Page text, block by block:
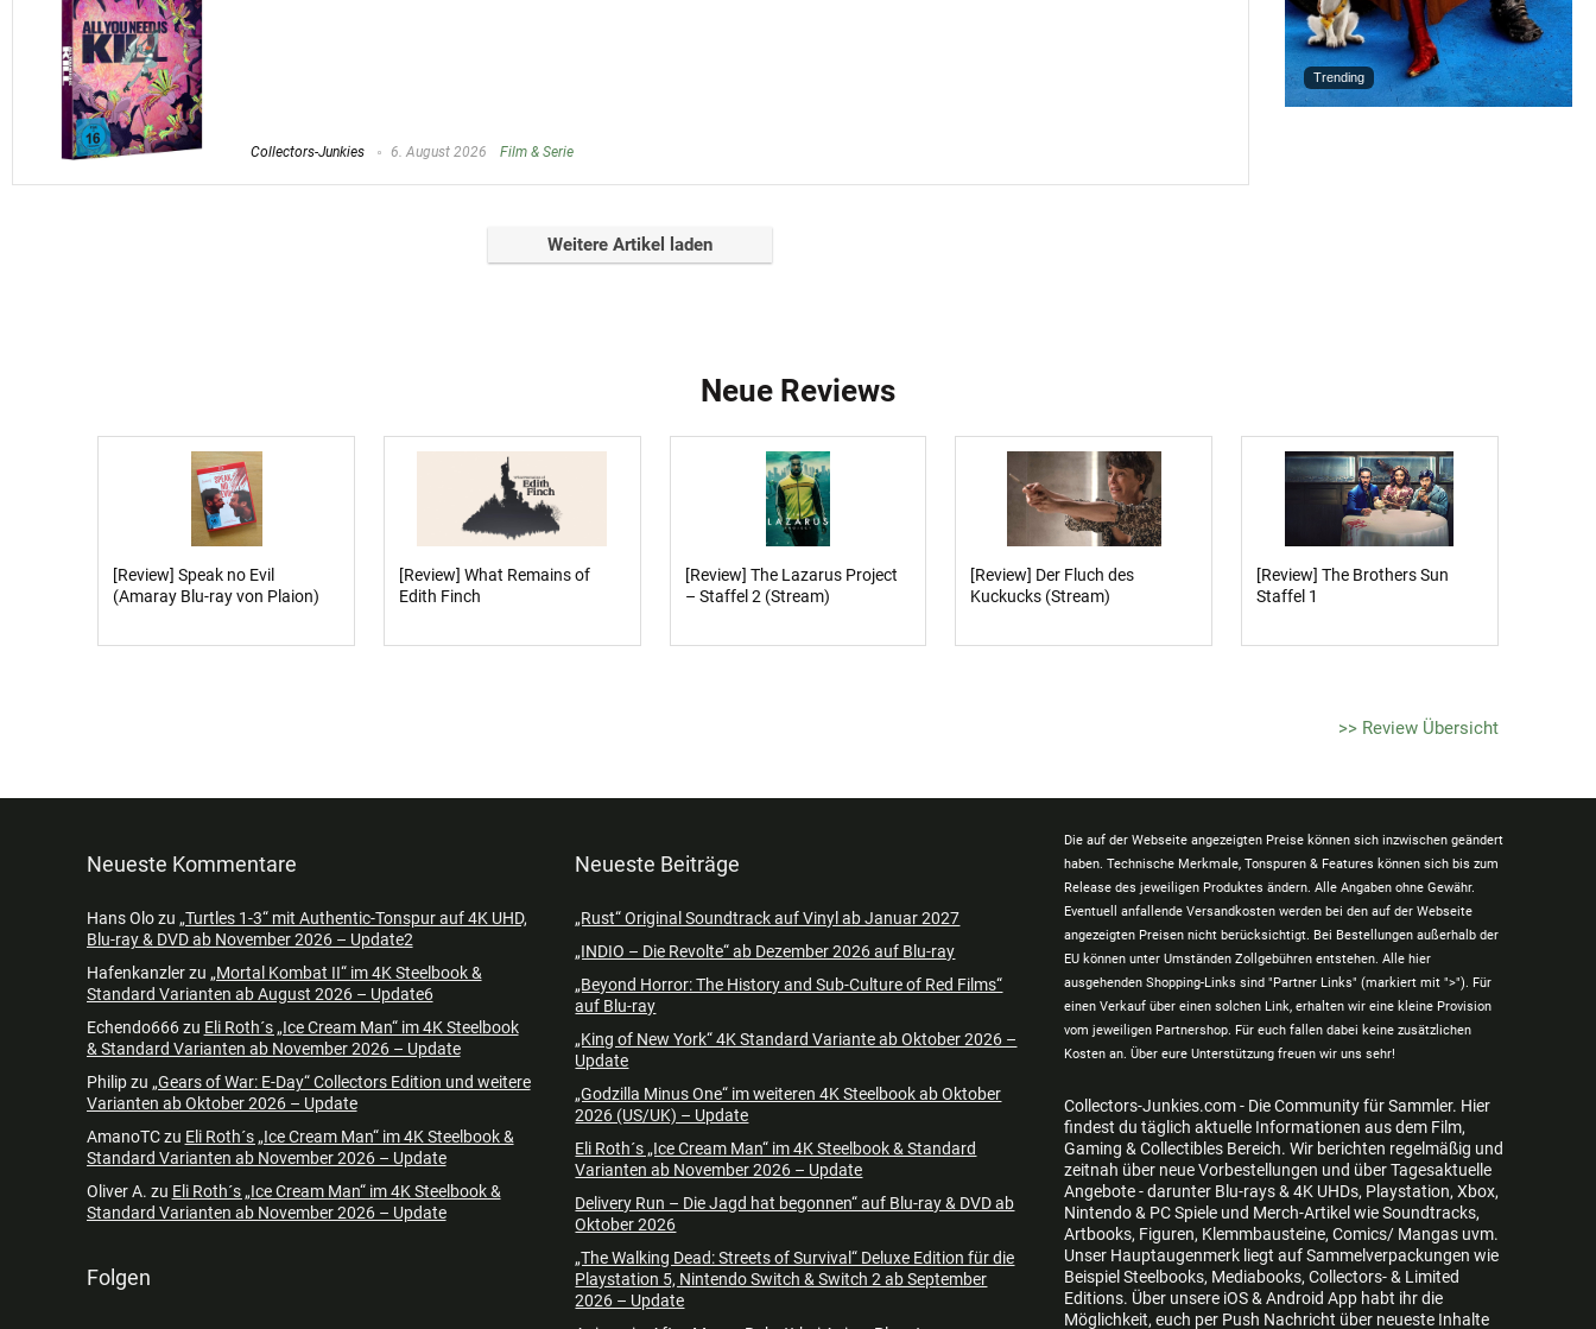
Collectors-Junkies 6. August 2026 Film & Serie
Weitere Artikel laden
Trending
Neue Reviews
[Review] Speak no Evil
(Amaray Blu-ray von Plaion)
[Review] What Remains of
Edith Finch
[Review] The Lazarus Project
– Staffel 2 (Stream)
[Review] Der Fluch des
Kuckucks (Stream)
[Review] The Brothers Sun
Staffel 1
>> Review Übersicht
Neueste Kommentare
Hans Olozu „Turtles 1-3“ mit Authentic-Tonspur auf 4K UHD,
Blu-ray & DVD ab November 2026 – Update2
Hafenkanzlerzu „Mortal Kombat II“ im 4K Steelbook &
Standard Varianten ab August 2026 – Update6
Echendo666zu Eli Roth´s „Ice Cream Man“ im 4K Steelbook
& Standard Varianten ab November 2026 – Update
Philipzu „Gears of War: E-Day“ Collectors Edition und weitere
Varianten ab Oktober 2026 – Update
AmanoTCzu Eli Roth´s „Ice Cream Man“ im 4K Steelbook &
Standard Varianten ab November 2026 – Update
Oliver A. zu Eli Roth´s „Ice Cream Man“ im 4K Steelbook &
Standard Varianten ab November 2026 – Update
Folgen
Neueste Beiträge
„Rust“ Original Soundtrack auf Vinyl ab Januar 2027
„INDIO – Die Revolte“ ab Dezember 2026 auf Blu-ray
„Beyond Horror: The History and Sub-Culture of Red Films“
auf Blu-ray
„King of New York“ 4K Standard Variante ab Oktober 2026 –
Update
„Godzilla Minus One“ im weiteren 4K Steelbook ab Oktober
2026 (US/UK) – Update
Eli Roth´s „Ice Cream Man“ im 4K Steelbook & Standard
Varianten ab November 2026 – Update
Delivery Run – Die Jagd hat begonnen“ auf Blu-ray & DVD ab
Oktober 2026
„The Walking Dead: Streets of Survival“ Deluxe Edition für die
Playstation 5, Nintendo Switch & Switch 2 ab September
2026 – Update
Die auf der Webseite angezeigten Preise können sich inzwischen geändert
haben. Technische Merkmale, Tonspuren & Features können sich bis zum
Release des jeweiligen Produktes ändern. Alle Angaben ohne Gewähr.
Eventuell anfallende Versandkosten werden bei den auf der Webseite
angezeigten Preisen nicht berücksichtigt. Bei Bestellungen außerhalb der
EU können unter Umständen Zollgebühren entstehen. Alle hier
ausgehenden Shopping-Links sind "Partner Links" (markiert mit ">"). Für
einen Verkauf über einen solchen Link, erhalten wir eine kleine Provision
vom jeweiligen Partnershop. Für euch fallen dabei keine zusätzlichen
Kosten an. Über eure Unterstützung freuen wir uns sehr!
Collectors-Junkies.com - Die Community für Sammler. Hier
findest du täglich aktuelle Informationen aus dem Film,
Gaming & Collectibles Bereich. Wir berichten regelmäßig und
zeitnah über neue Vorbestellungen und über Tagesaktuelle
Angebote - darunter Blu-rays & 4K UHDs, Playstation, Xbox,
Nintendo & PC Spiele und Merch-Artikel wie Soundtracks,
Artbooks, Figuren, Klemmbausteine, Comics/ Mangas uvm.
Unser Hauptaugenmerk liegt auf Sammelverpackungen wie
Beispiel Steelbooks, Mediabooks, Collectors- & Limited
Editions. Über unsere iOS & Android App habt ihr die
Möglichkeit, euch per Push Nachricht über neueste Inhalte